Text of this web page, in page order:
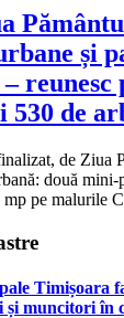
și
reunesc
530 de
de Ziua
două
mp pe malurile
Timișoara
și muncitori în